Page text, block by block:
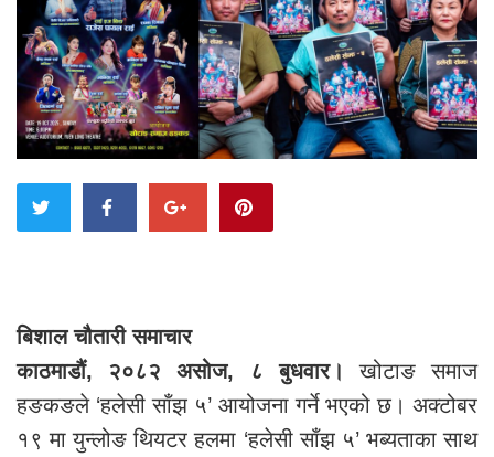
बिशाल चौतारी समाचार
काठमाडौं, २०८२ असोज, ८ बुधवार।खोटाङ समाज
हङकङले ‘हलेसी साँझ ५’ आयोजना गर्ने भएको छ। अक्टोबर
१९ मा युन्लोङ थियटर हलमा ‘हलेसी साँझ ५’ भब्यताका साथ